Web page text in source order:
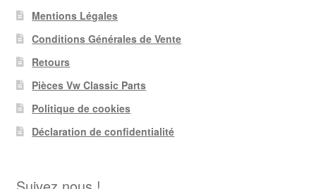
Mentions Légales
Conditions Générales de Vente
Retours
Pièces Vw Classic Parts
Politique de cookies
Déclaration de confidentialité